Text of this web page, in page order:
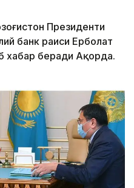
Президенти
банк раиси Ерболат
хабар беради Ақорда.